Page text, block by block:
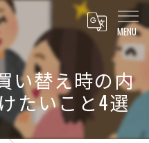
い替え時の内
たいこと4選